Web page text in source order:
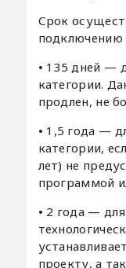
Срок
• 135 дней —
категории.
продлен, не
• 1,5 года —
категории,
лет) не
программой
• 2 года — для
проекту, а